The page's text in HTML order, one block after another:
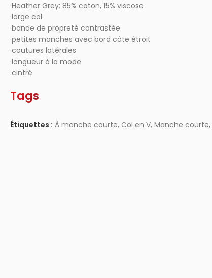
·Heather Grey: 85% coton, 15% viscose
·large col
·bande de propreté contrastée
·petites manches avec bord côte étroit
·coutures latérales
·longueur à la mode
·cintré
Tags
Étiquettes : À manche courte, Col en V, Manche courte,